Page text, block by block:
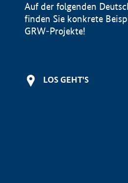
Auf der folgenden
finden Sie konkrete
GRW-Projekte!
LOS GEHT'S